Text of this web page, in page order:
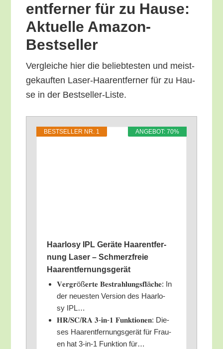
ent­fer­ner für zu Hau­se:
Aktu­el­le Amazon-
Bestseller
Ver­glei­che hier die belieb­tes­ten und meist­
ge­kauf­ten Laser-Haar­ent­fer­ner für zu Hau­
se in der Bestseller-Liste.
ANGE­BOT: 70%
BEST­SEL­LER NR. 1
Haar­lo­sy IPL Gerä­te Haar­ent­fer­
nung Laser – Schmerz­freie
Haarentfernungsgerät
𝐕𝐞𝐫𝐠𝐫ö­ß𝐞𝐫𝐭𝐞 𝐁𝐞𝐬𝐭𝐫𝐚𝐡𝐥𝐮𝐧𝐠𝐬𝐟𝐥ä𝐜𝐡𝐞: In
der neu­es­ten Ver­si­on des Haar­lo­
sy IPL…
𝐇𝐑/​𝐒𝐂/​𝐑𝐀 𝟑‑𝐢𝐧‑𝟏 𝐅𝐮𝐧𝐤𝐭𝐢𝐨𝐧𝐞𝐧: Die­
ses Haar­ent­fer­nungs­ge­rät für Frau­
en hat 3‑in‑1 Funk­ti­on für…